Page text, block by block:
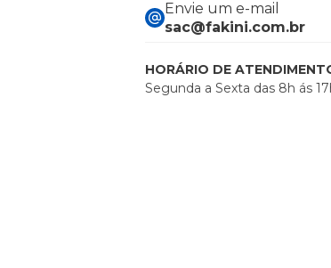
Envie um e-mail
sac@fakini.com.br
HORÁRIO DE
Segunda a Sexta das 8h ás